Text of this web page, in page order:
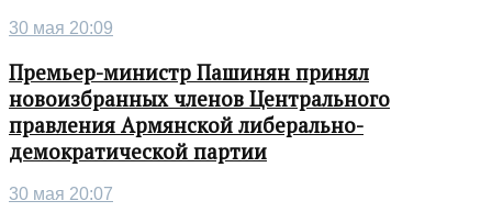
30 мая 20:09
Премьер-министр Пашинян принял
новоизбранных членов Центрального
правления Армянской либерально-
демократической партии
30 мая 20:07